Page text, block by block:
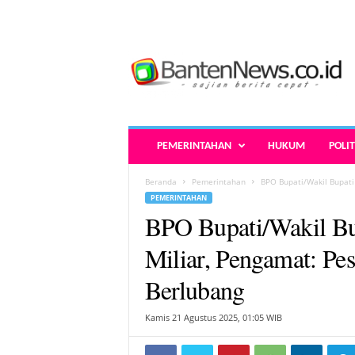
n
e
PEMERINTAHAN HUKUM
Beranda Pemerintahan BPO Bupati/Wakil
PEMERINTAHAN
BPO Bupati/Wakil
Miliar, Pengamat:
Berlubang
Kamis 21 Agustus 2025, 01:05 WIB